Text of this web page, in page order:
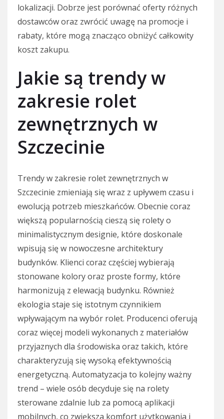
lokalizacji. Dobrze jest porównać oferty różnych
dostawców oraz zwrócić uwagę na promocje i
rabaty, które mogą znacząco obniżyć całkowity
koszt zakupu.
Jakie są trendy w
zakresie rolet
zewnętrznych w
Szczecinie
Trendy w zakresie rolet zewnętrznych w
Szczecinie zmieniają się wraz z upływem czasu i
ewolucją potrzeb mieszkańców. Obecnie coraz
większą popularnością cieszą się rolety o
minimalistycznym designie, które doskonale
wpisują się w nowoczesne architektury
budynków. Klienci coraz częściej wybierają
stonowane kolory oraz proste formy, które
harmonizują z elewacją budynku. Również
ekologia staje się istotnym czynnikiem
wpływającym na wybór rolet. Producenci oferują
coraz więcej modeli wykonanych z materiałów
przyjaznych dla środowiska oraz takich, które
charakteryzują się wysoką efektywnością
energetyczną. Automatyzacja to kolejny ważny
trend – wiele osób decyduje się na rolety
sterowane zdalnie lub za pomocą aplikacji
mobilnych, co zwiększa komfort użytkowania i